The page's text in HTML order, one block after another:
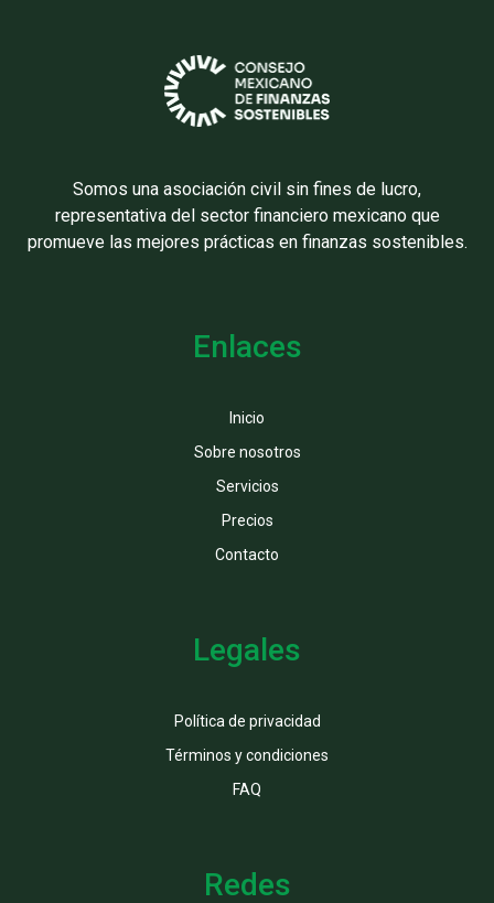
Somos una asociación civil sin fines de lucro,
representativa del sector financiero mexicano que
promueve las mejores prácticas en finanzas sostenibles.
Enlaces
Inicio
Sobre nosotros
Servicios
Precios
Contacto
Legales
Política de privacidad
Términos y condiciones
FAQ
Redes